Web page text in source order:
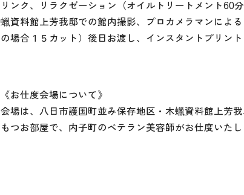
リンク、リラクゼーション（オイルトリートメント60
蠟資料館上芳我邸での館内撮影、プロカメラマンによ
の場合１５カット）後日お渡し、インスタントプリン
《お仕度会場について》
会場は、八日市護国町並み保存地区・木蠟資料館上芳
もつお部屋で、内子町のベテラン美容師がお仕度いたし